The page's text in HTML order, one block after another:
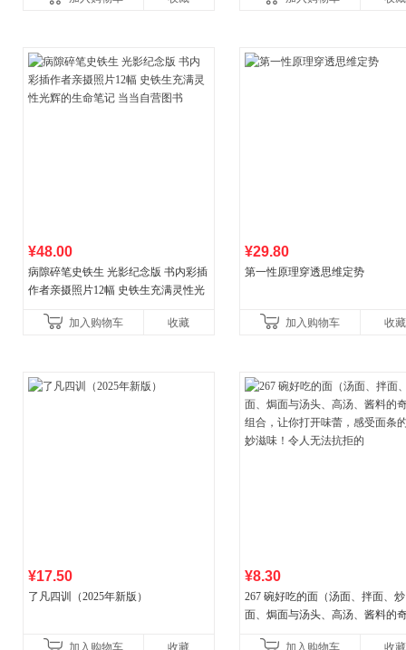
¥48.00
病隙碎笔史铁生 光影纪念版 书内彩插
作者亲摄照片12幅 史铁生充满灵性光
加入购物车
收藏
¥29.80
第一性原理穿透思维定势
加入购物车 收藏
¥17.50
了凡四训（2025年新版）
加入购物车 收藏
¥8.30
267 碗好吃的面（汤面、拌面、炒
面、焗面与汤头、高汤、酱料的
加入购物车 收藏